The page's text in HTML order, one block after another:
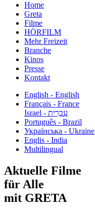
Home
Greta
Filme
HÖRFILM
Mehr Freizeit
Branche
Kinos
Presse
Kontakt
English - English
Français - France
עִבְרִית - Israel
Português - Brazil
Українська - Ukraine
Englis - India
Multilingual
Aktuelle Filme
für Alle
mit GRETA